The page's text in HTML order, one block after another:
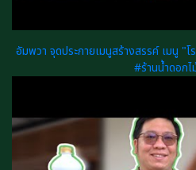
อัมพวา จุดประกายเมนูสร้างสรรค์ เมนู "
#ร้านน้ำดอกไ